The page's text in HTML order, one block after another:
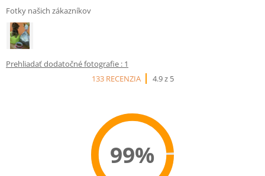
Fotky našich zákazníkov
Prehliadať dodatočné fotografie : 1
133 RECENZIA
4.9 z 5
99%